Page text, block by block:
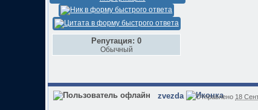
Репутация: 0
Обычный
zvezda Отправлено 18